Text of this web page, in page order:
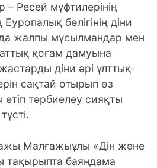
Ресей мүфтилерінің
бөлігінің діни
жалпы мұсылмандар мен
қоғам дамуына
діни әрі ұлттық-
сақтай отырып өз
тәрбиелеу сияқты
Малғажыұлы «Дін және
тақырыпта баяндама